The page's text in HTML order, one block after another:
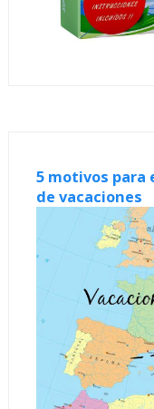
5 motivos para
de vacaciones